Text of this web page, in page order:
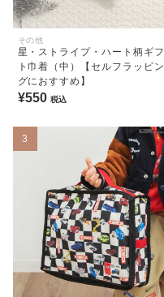
その他
星・ストライプ・ハート柄ギフ
ト巾着（中）【セルフラッピン
グにおすすめ】
¥550 税込
3